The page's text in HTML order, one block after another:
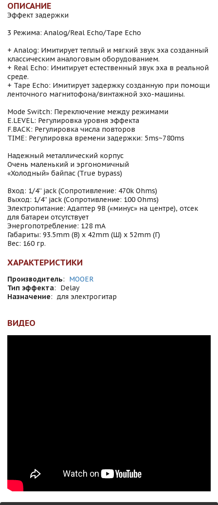
ОПИСАНИЕ
Эффект задержки
3 Режима: Analog/Real Echo/Tape Echo
+ Analog: Имитирует теплый и мягкий звук эха созданный
классическим аналоговым оборудованием.
+ Real Echo: Имитирует естественный звук эха в реальной
среде.
+ Tape Echo: Имитирует задержку созданную при помощи
ленточного магнитофона/винтажной эхо-машины.
Mode Switch: Переключение между режимами
E.LEVEL: Регулировка уровня эффекта
F.BACK: Регулировка числа повторов
TIME: Регулировка времени задержки: 5ms~780ms
Надежный металлический корпус
Очень маленький и эргономичный
«Холодный» байпас (True bypass)
Вход: 1/4” jack (Сопротивление: 470k Ohms)
Выход: 1/4” jack (Сопротивление: 100 Ohms)
Электропитание: Адаптер 9В («минус» на центре), отсек
для батареи отсутствует
Энергопотребление: 128 mA
Габариты: 93.5mm (В) х 42mm (Ш) х 52mm (Г)
Вес: 160 гр.
ХАРАКТЕРИСТИКИ
Производитель:
MOOER
Тип эффекта:
Delay
Назначение: для электрогитар
ВИДЕО